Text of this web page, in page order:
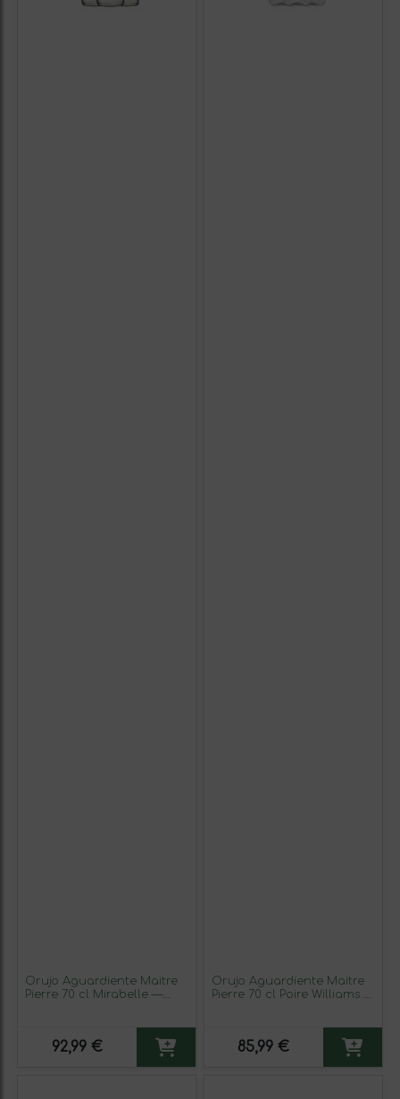
Orujo Aguardiente Maitre
Pierre 70 cl Mirabelle —
92,99 €
Orujo Aguardiente Maitre
Pierre 70 cl Poire Williams —
85,99 €